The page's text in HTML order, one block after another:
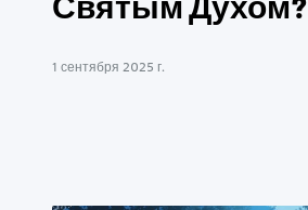
Святым Духом?
1 сентября 2025 г.